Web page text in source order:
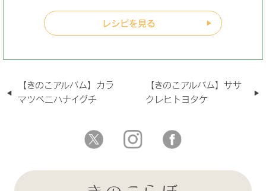
レシピを見る
【きのこアルバム】カラ
マツベニハナイグチ
【きのこアルバム】ササ
クレヒトヨタケ